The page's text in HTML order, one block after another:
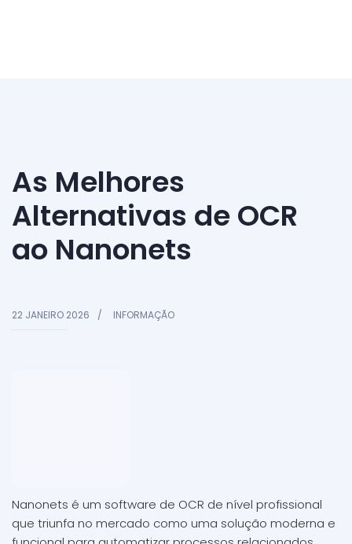
As Melhores
Alternativas de OCR
ao Nanonets
22 JANEIRO 2026 INFORMAÇÃO
Nanonets é um software de OCR de nível profissional
que triunfa no mercado como uma solução moderna e